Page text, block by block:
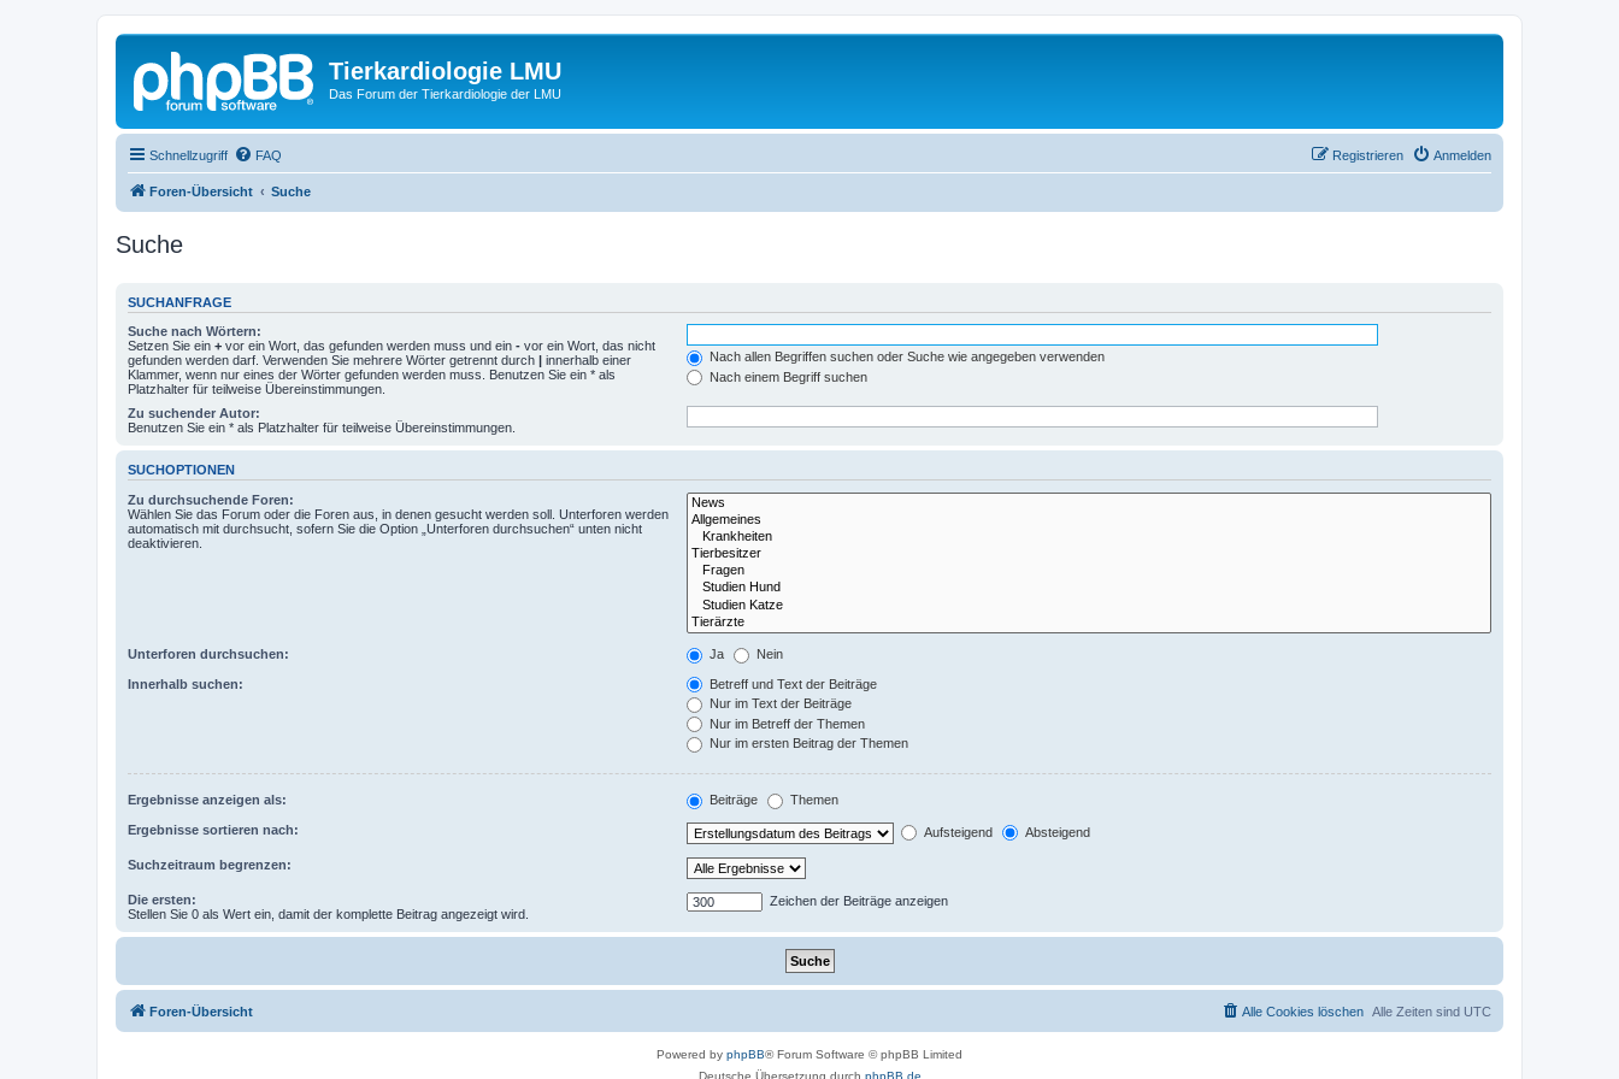
Tierkardiologie LMU
Das Forum der Tierkardiologie der LMU
Schnellzugriff FAQ Anmelden
Registrieren
Foren-Übersicht Suche
Suche
SUCHANFRAGE
Suche nach Wörtern:
Setzen Sie ein + vor ein Wort, das gefunden werden muss und ein - vor ein Wort, das nicht
gefunden werden darf. Verwenden Sie mehrere Wörter getrennt durch | innerhalb einer
Klammer, wenn nur eines der Wörter gefunden werden muss. Benutzen Sie ein * als
Platzhalter für teilweise Übereinstimmungen.
Nach allen Begriffen suchen oder Suche wie angegeben verwenden
Nach einem Begriff suchen
Zu suchender Autor:
Benutzen Sie ein * als Platzhalter für teilweise Übereinstimmungen.
SUCHOPTIONEN
Zu durchsuchende Foren:
Wählen Sie das Forum oder die Foren aus, in denen gesucht werden soll. Unterforen werden
automatisch mit durchsucht, sofern Sie die Option „Unterforen durchsuchen“ unten nicht
deaktivieren.
Unterforen durchsuchen: Ja Nein
Innerhalb suchen:
Betreff und Text der Beiträge
Nur im Text der Beiträge
Nur im Betreff der Themen
Nur im ersten Beitrag der Themen
Ergebnisse anzeigen als: Beiträge Themen
Ergebnisse sortieren nach: Aufsteigend Absteigend
Suchzeitraum begrenzen:
Die ersten:
Stellen Sie 0 als Wert ein, damit der komplette Beitrag angezeigt wird.
Zeichen der Beiträge anzeigen
Foren-Übersicht Alle Zeiten sind UTC
Alle Cookies löschen
Powered by phpBB® Forum Software © phpBB Limited
Deutsche Übersetzung durch phpBB.de